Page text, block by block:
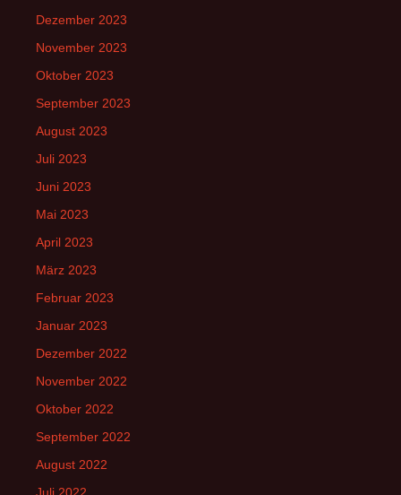
Dezember 2023
November 2023
Oktober 2023
September 2023
August 2023
Juli 2023
Juni 2023
Mai 2023
April 2023
März 2023
Februar 2023
Januar 2023
Dezember 2022
November 2022
Oktober 2022
September 2022
August 2022